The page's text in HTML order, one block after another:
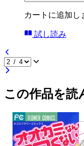
カートに追加し
試し読み
この作品を読